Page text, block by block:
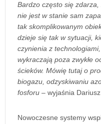
Bardzo często się zdarza,
nie jest w stanie sam
tak skomplikowanym
dzieje się tak w sytuacji,
czynienia z
wykraczają poza zwykłe
ścieków. Mówię tutaj o
biogazu, odzyskiwaniu
fosforu – wyjaśnia Dariusz
Nowoczesne systemy